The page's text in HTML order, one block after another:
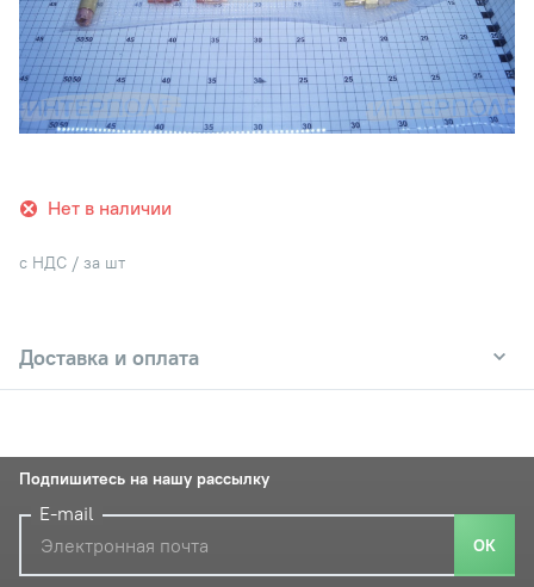
Нет в наличии
с НДС / за шт
Доставка и оплата
Подпишитесь на нашу рассылку
E-mail
ОК